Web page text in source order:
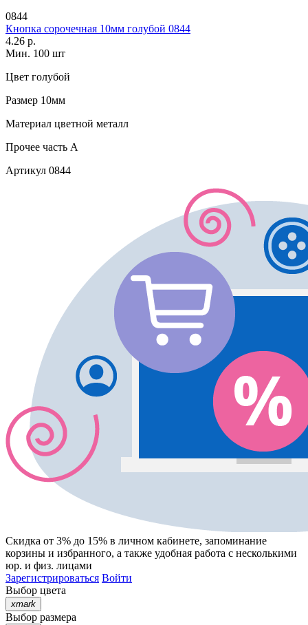
0844
Кнопка сорочечная 10мм голубой 0844
4.26 р.
Мин. 100 шт
Цвет голубой
Размер 10мм
Материал цветной металл
Прочее часть A
Артикул 0844
Скидка от 3% до 15% в личном кабинете, запоминание
корзины и избранного, а также удобная работа с несколькими
юр. и физ. лицами
Зарегистрироваться Войти
Выбор цвета
xmark
Выбор размера